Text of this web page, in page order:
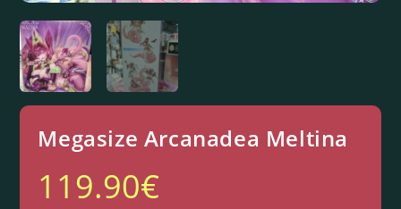
Megasize Arcanadea Meltina
119.90€